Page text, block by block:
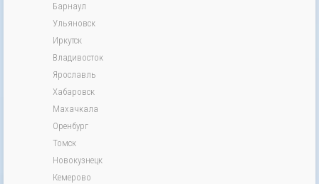
Барнаул
Ульяновск
Иркутск
Владивосток
Ярославль
Хабаровск
Махачкала
Оренбург
Томск
Новокузнецк
Кемерово